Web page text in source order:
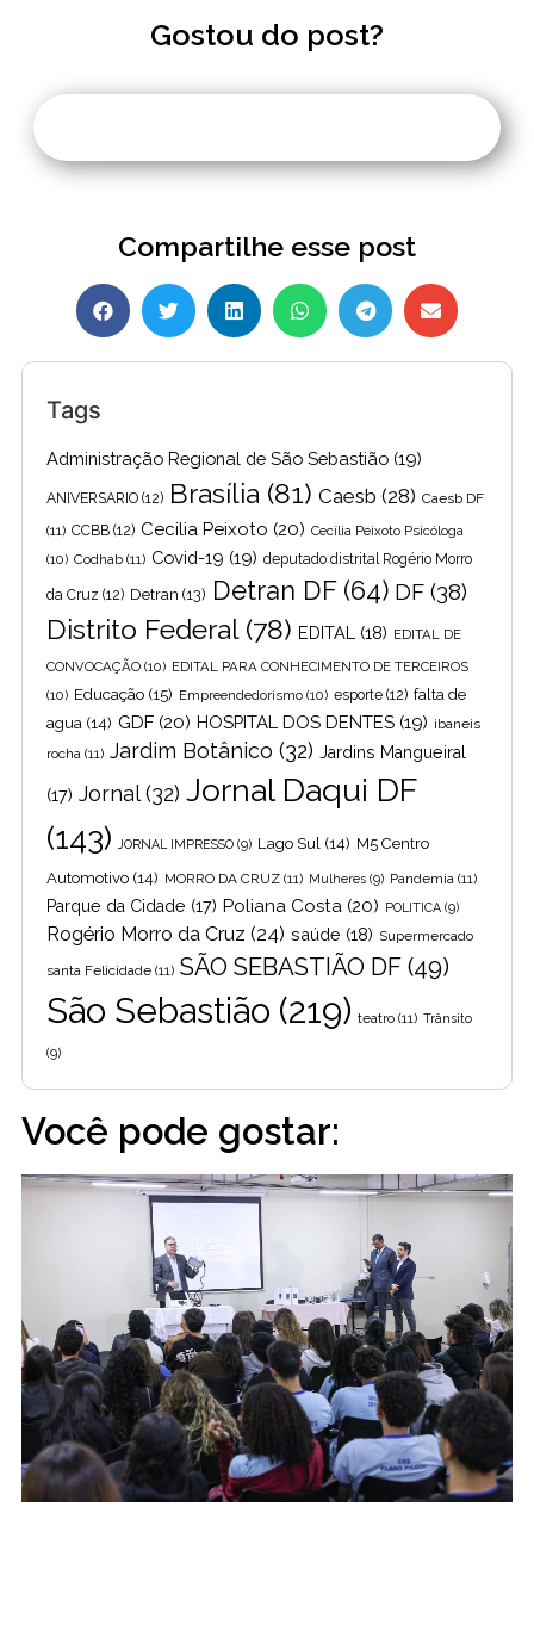
Gostou do post?
Compartilhe esse post
Tags
Administração Regional de São Sebastião (19)
ANIVERSARIO (12) Brasília (81) Caesb (28) Caesb DF
(11) CCBB (12) Cecilia Peixoto (20) Cecília Peixoto Psicóloga
(10) Codhab (11) Covid-19 (19) deputado distrital Rogério Morro
da Cruz (12) Detran (13) Detran DF(64) DF (38)
Distrito Federal(78) EDITAL (18) EDITAL DE
CONVOCAÇÃO (10) EDITAL PARA CONHECIMENTO DE TERCEIROS
(10) Educação (15) Empreendedorismo (10) esporte (12) falta de
agua (14) GDF (20) HOSPITAL DOS DENTES (19) ibaneis
rocha (11) Jardim Botânico (32) Jardins Mangueiral
(17) Jornal(32) Jornal Daqui DF
(143)
JORNAL IMPRESSO (9) Lago Sul (14) M5 Centro
Automotivo (14) MORRO DA CRUZ (11) Mulheres (9) Pandemia (11)
Parque da Cidade (17) Poliana Costa (20) POLITICA (9)
Rogério Morro da Cruz (24) saúde (18) Supermercado
santa Felicidade (11) SÃO SEBASTIÃO DF (49)
São Sebastião (219) teatro (11) Trânsito
(9)
Você pode gostar: